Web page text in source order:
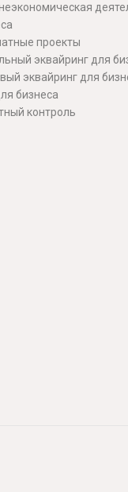
проекты
эквайринг для
эквайринг для
бизнеса
контроль